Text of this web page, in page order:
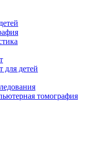
для детей
томография